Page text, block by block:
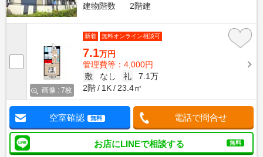
建物階数
2階建
画像 : 7枚
新着 無料オンライン相談可
7.1万円
管理費等：4,000円
敷
なし 礼
7.1万
2階
1K 23.4㎡
空室確認 無料 電話で問合せ
お店にLINEで相談する 無料